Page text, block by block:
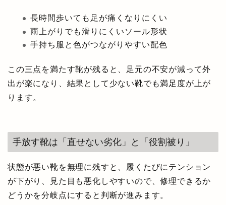
長時間歩いても足が痛くなりにくい
雨上がりでも滑りにくいソール形状
手持ち服と色がつながりやすい配色
この三点を満たす靴が残ると、足元の不安が減って外
出が楽になり、結果として少ない靴でも満足度が上が
ります。
手放す靴は「直せない劣化」と「役割被り」
状態が悪い靴を無理に残すと、履くたびにテンション
が下がり、見た目も悪化しやすいので、修理できるか
どうかを分岐点にすると判断が進みます。